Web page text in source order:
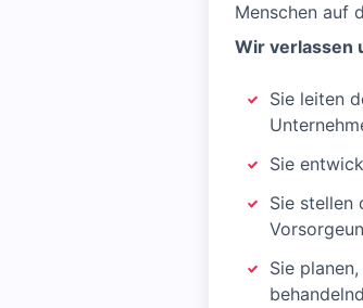
Menschen auf
Wir verlassen
Sie leiten
Sie
Sie stellen
Sie